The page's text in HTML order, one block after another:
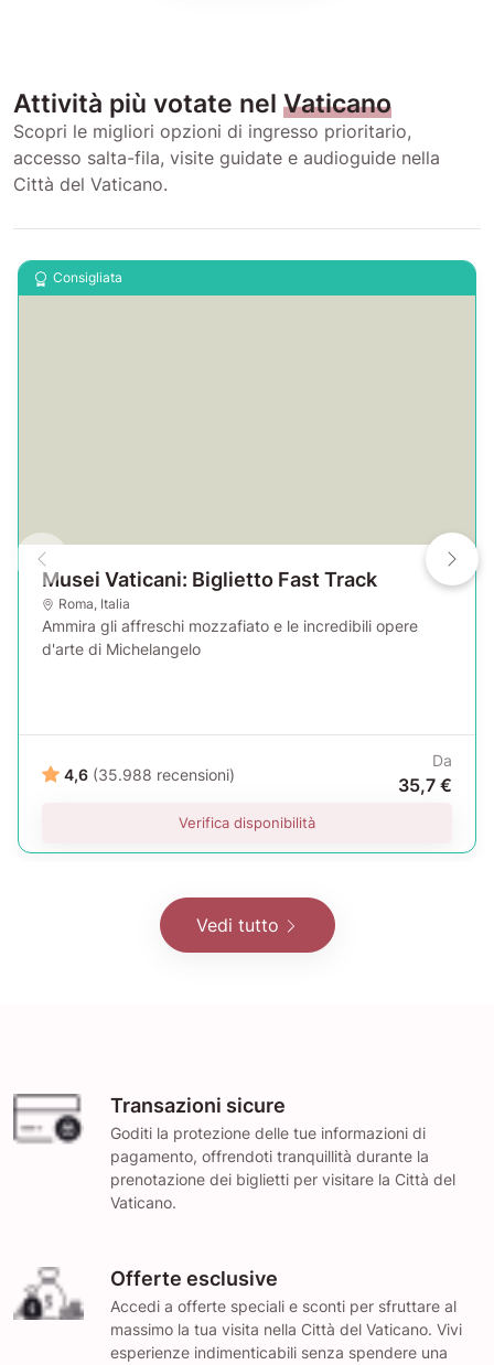
Attività più votate nel Vaticano
Scopri le migliori opzioni di ingresso prioritario,
accesso salta-fila, visite guidate e audioguide nella
Città del Vaticano.
Consigliata
Musei Vaticani: Biglietto Fast Track
Roma, Italia
Ammira gli affreschi mozzafiato e le incredibili opere
d'arte di Michelangelo
4,6 (35.988 recensioni)
Da
35,7 €
Verifica disponibilità
Vedi tutto
Transazioni sicure
Goditi la protezione delle tue informazioni di
pagamento, offrendoti tranquillità durante la
prenotazione dei biglietti per visitare la Città del
Vaticano.
Offerte esclusive
Accedi a offerte speciali e sconti per sfruttare al
massimo la tua visita nella Città del Vaticano. Vivi
esperienze indimenticabili senza spendere una